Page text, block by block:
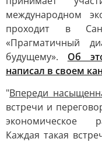
международном
проходит в
«Прагматичный
будущему». Об
написал в своем
"Впереди
встречи и
экономическое
Каждая такая